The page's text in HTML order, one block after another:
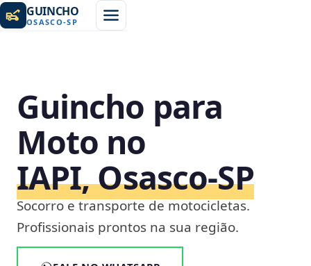
GUINCHO
OSASCO-SP
Guincho para
Moto no
IAPI, Osasco‑SP
Socorro e transporte de motocicletas.
Profissionais prontos na sua região.